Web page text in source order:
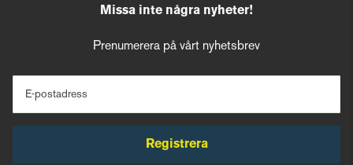
Missa inte några nyheter!
Prenumerera på vårt nyhetsbrev
E-postadress
Registrera